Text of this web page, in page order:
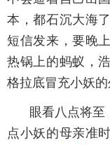
本，都石沉大海
短信发来，要晚
热锅上的蚂蚁，
格拉底冒充小妖的
眼看八点将至
点小妖的母亲准